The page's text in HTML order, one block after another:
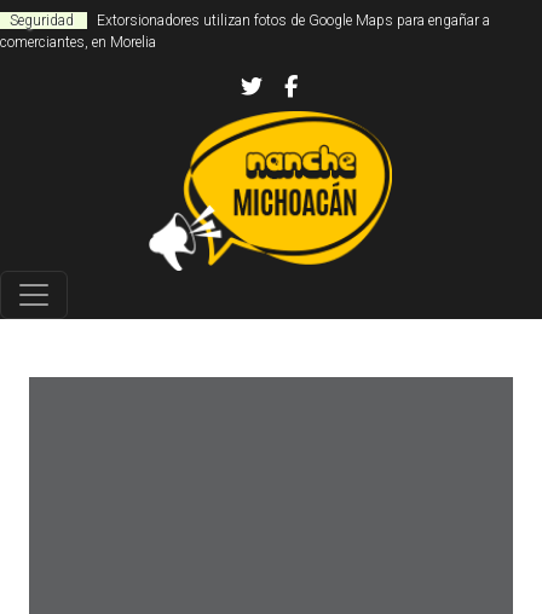
Seguridad
Extorsionadores utilizan fotos de Google Maps para engañar a
comerciantes, en Morelia